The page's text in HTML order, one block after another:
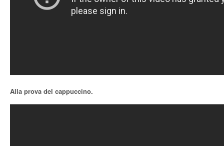
Alla prova del cappuccino.